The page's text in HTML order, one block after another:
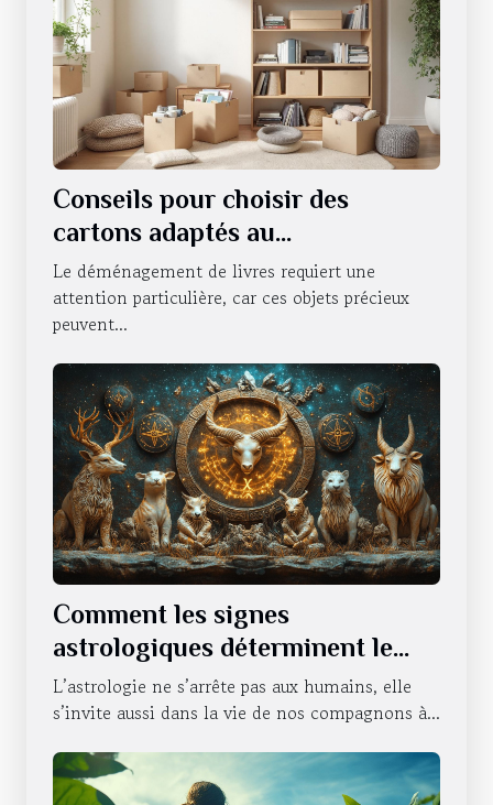
Conseils pour choisir des
cartons adaptés au
déménagement de livres
Le déménagement de livres requiert une
attention particulière, car ces objets précieux
peuvent...
Comment les signes
astrologiques déterminent le
caractère de nos animaux
domestiques
L’astrologie ne s’arrête pas aux humains, elle
s’invite aussi dans la vie de nos compagnons à...